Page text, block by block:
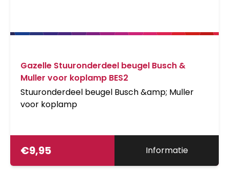
Gazelle Stuuronderdeel beugel Busch &
Muller voor koplamp BES2
Stuuronderdeel beugel Busch &amp; Muller
voor koplamp
€9,95 Informatie